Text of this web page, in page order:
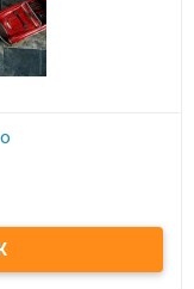
Размер: 5-6
производитель: